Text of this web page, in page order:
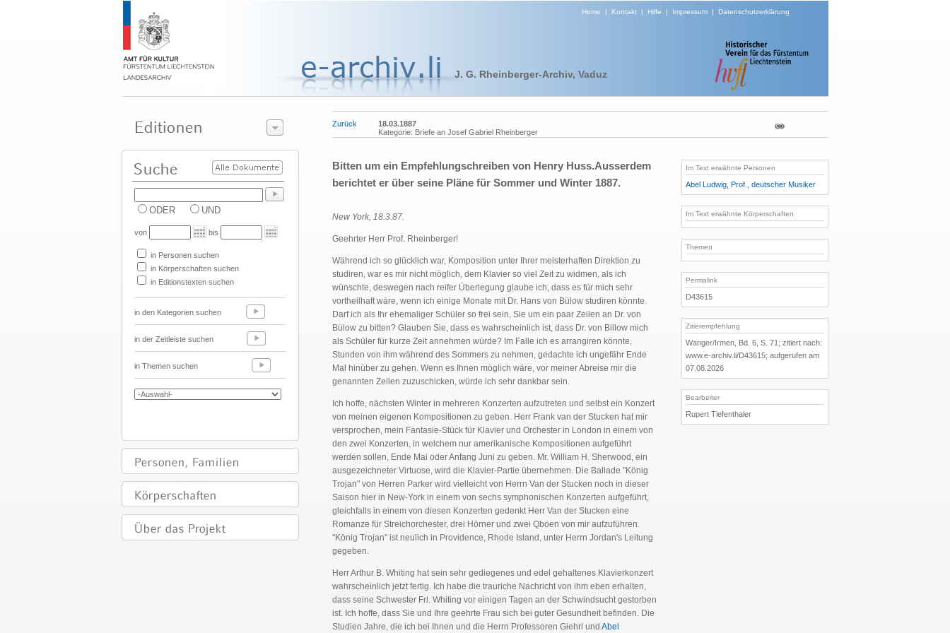
Home | Kontakt| Hilfe | Impressum| Datenschutzerklärung
J. G. Rheinberger-Archiv, Vaduz
ODER UND
von bis
in Personen suchen
in Körperschaften suchen
in Editionstexten suchen
in den Kategorien suchen
in der Zeitleiste suchen
in Themen suchen
Zurück
18.03.1887
Kategorie: Briefe an Josef Gabriel Rheinberger
Bitten um ein Empfehlungschreiben von Henry Huss.Ausserdem
berichtet er über seine Pläne für Sommer und Winter 1887.
New York, 18.3.87.
Geehrter Herr Prof. Rheinberger!
Während ich so glücklich war, Komposition unter Ihrer meisterhaften Direktion zu
studiren, war es mir nicht möglich, dem Klavier so viel Zeit zu widmen, als ich
wünschte, deswegen nach reifer Überlegung glaube ich, dass es für mich sehr
vortheilhaft wäre, wenn ich einige Monate mit Dr. Hans von Bülow studiren könnte.
Darf ich als Ihr ehemaliger Schüler so frei sein, Sie um ein paar Zeilen an Dr. von
Bülow zu bitten? Glauben Sie, dass es wahrscheinlich ist, dass Dr. von Billow mich
als Schüler für kurze Zeit annehmen würde? Im Falle ich es arrangiren könnte,
Stunden von ihm während des Sommers zu nehmen, gedachte ich ungefähr Ende
Mal hinüber zu gehen. Wenn es Ihnen möglich wäre, vor meiner Abreise mir die
genannten Zeilen zuzuschicken, würde ich sehr dankbar sein.
Ich hoffe, nächsten Winter in mehreren Konzerten aufzutreten und selbst ein Konzert
von meinen eigenen Kompositionen zu geben. Herr Frank van der Stucken hat mir
versprochen, mein Fantasie-Stück für Klavier und Orchester in London in einem von
den zwei Konzerten, in welchem nur amerikanische Kompositionen aufgeführt
werden sollen, Ende Mai oder Anfang Juni zu geben. Mr. William H. Sherwood, ein
ausgezeichneter Virtuose, wird die Klavier-Partie übernehmen. Die Ballade "König
Trojan" von Herren Parker wird vielleicht von Herrn Van der Stucken noch in dieser
Saison hier in New-York in einem von sechs symphonischen Konzerten aufgeführt,
gleichfalls in einem von diesen Konzerten gedenkt Herr Van der Stucken eine
Romanze für Streichorchester, drei Hörner und zwei Qboen von mir aufzuführen.
"König Trojan" ist neulich in Providence, Rhode Island, unter Herrn Jordan's Leitung
gegeben.
Herr Arthur B. Whiting hat sein sehr gediegenes und edel gehaltenes Klavierkonzert
wahrscheinlich jetzt fertig. Ich habe die trauriche Nachricht von ihm eben erhalten,
dass seine Schwester Frl. Whiting vor einigen Tagen an der Schwindsucht gestorben
ist. Ich hoffe, dass Sie und Ihre geehrte Frau sich bei guter Gesundheit befinden. Die
Studien Jahre, die ich bei Ihnen und die Herrn Professoren Giehrl und Abel
Im Text erwähnte Personen
Abel Ludwig, Prof., deutscher Musiker
Im Text erwähnte Körperschaften
Themen
Permalink
D43615
Zitierempfehlung
Wanger/Irmen, Bd. 6, S. 71; zitiert nach:
www.e-archiv.li/D43615; aufgerufen am
07.08.2026
Bearbeiter
Rupert Tiefenthaler